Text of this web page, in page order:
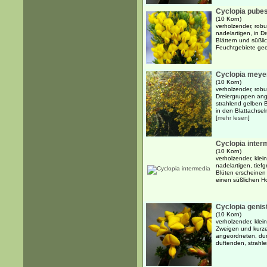
Cyclopia
(10 Korn)
verholzender,
nadelartigen, in
Blättern und
Feuchtgebiete
Cyclopia
(10 Korn)
verholzender,
Dreiergruppen
strahlend gelben
in den
[mehr lesen]
Cyclopia
(10 Korn)
verholzender,
nadelartigen,
Blüten
einen süßlichen
Cyclopia
(10 Korn)
verholzender,
Zweigen und
angeordneten,
duftenden,